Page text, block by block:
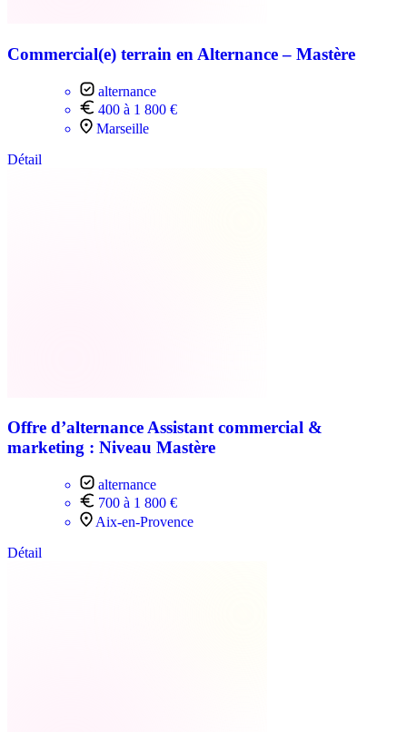
Commercial(e) terrain en Alternance – Mastère
alternance
400 à 1 800 €
Marseille
Détail
Offre d’alternance Assistant commercial &
marketing : Niveau Mastère
alternance
700 à 1 800 €
Aix-en-Provence
Détail